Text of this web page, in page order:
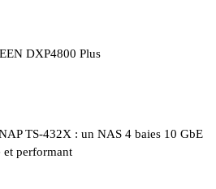
DXP4800 Plus
TS-432X : un NAS 4 baies 10 GbE
et performant